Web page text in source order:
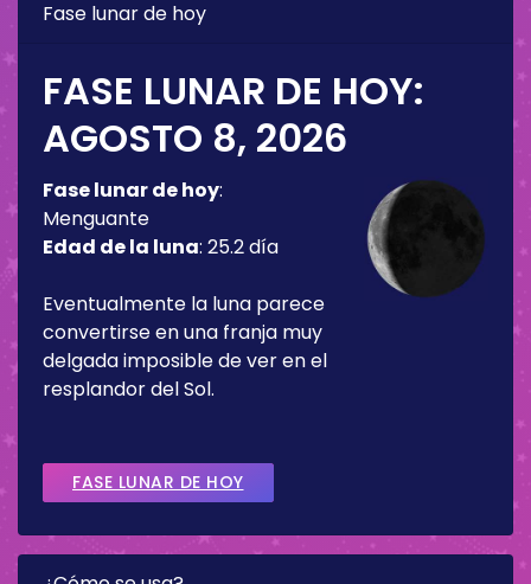
Fase lunar de hoy
FASE LUNAR DE HOY:
AGOSTO 8, 2026
Fase lunar de hoy:
Menguante
Edad de la luna: 25.2 día
Eventualmente la luna parece
convertirse en una franja muy
delgada imposible de ver en el
resplandor del Sol.
FASE LUNAR DE HOY